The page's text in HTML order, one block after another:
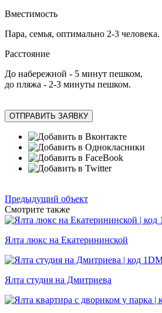
Вместимость
Пара, семья, оптимально 2-3 человека.
Расстояние
До набережной - 5 минут пешком,
до пляжа - 2-3 минуты пешком.
ОТПРАВИТЬ ЗАЯВКУ
Предыдущий объект
Смотрите также
Ялта люкс на Екатерининской
Ялта студия на Дмитриева